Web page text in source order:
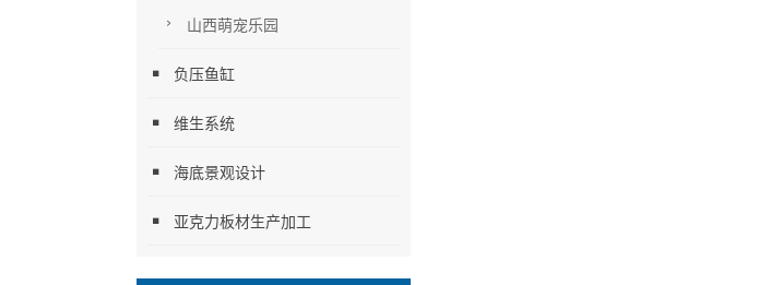
山西萌宠乐园
负压鱼缸
维生系统
海底景观设计
亚克力板材生产加工